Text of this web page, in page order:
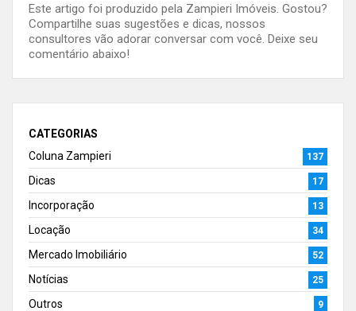
Este artigo foi produzido pela Zampieri Imóveis. Gostou?
Compartilhe suas sugestões e dicas, nossos
consultores vão adorar conversar com você. Deixe seu
comentário abaixo!
CATEGORIAS
Coluna Zampieri
137
Dicas 17
Incorporação 13
Locação 34
Mercado Imobiliário 52
Notícias 25
Outros 9